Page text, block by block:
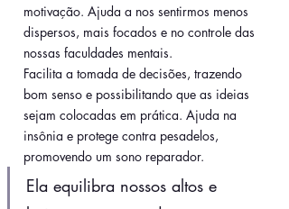
motivação. Ajuda a nos sentirmos menos
dispersos, mais focados e no controle das
nossas faculdades mentais.
Facilita a tomada de decisões, trazendo
bom senso e possibilitando que as ideias
sejam colocadas em prática. Ajuda na
insônia e protege contra pesadelos,
promovendo um sono reparador.
Ela equilibra nossos altos e